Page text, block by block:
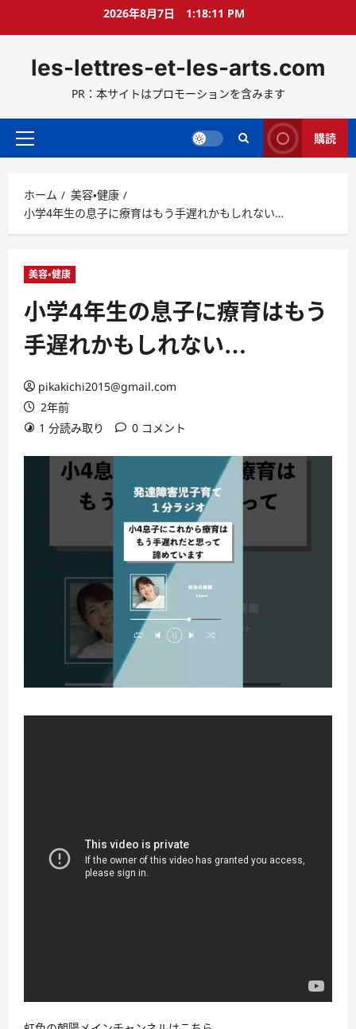
ス
ッ
2026年8月7日 1:18:12 PM
les-lettres-et-les-arts.com
PR：本サイトはプロモーションを含みます
メ
メ
ニ
ュ
購読
ホーム
美容・健康
小学4年生の息子に療育はもう手遅れかもしれない…
美容・健康
小学4年生の息子に療育はもう
手遅れかもしれない…
pikakichi2015@gmail.com
2年前
1 分読み取り
0 コメント